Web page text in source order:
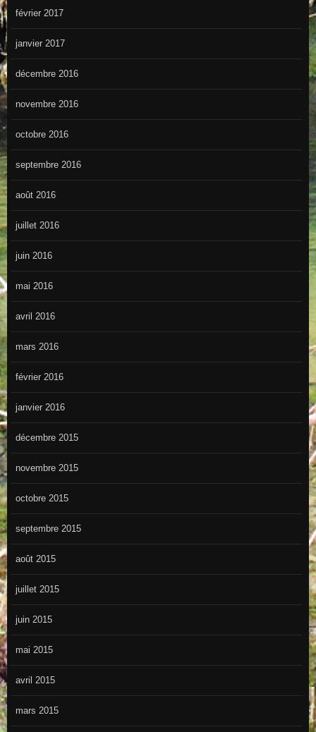
février 2017
janvier 2017
décembre 2016
novembre 2016
octobre 2016
septembre 2016
août 2016
juillet 2016
juin 2016
mai 2016
avril 2016
mars 2016
février 2016
janvier 2016
décembre 2015
novembre 2015
octobre 2015
septembre 2015
août 2015
juillet 2015
juin 2015
mai 2015
avril 2015
mars 2015